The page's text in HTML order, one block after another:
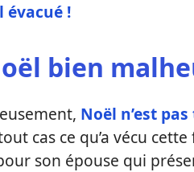
évacué !
bien
Noël n’est
tout cas ce qu’a vécu
son épouse qui